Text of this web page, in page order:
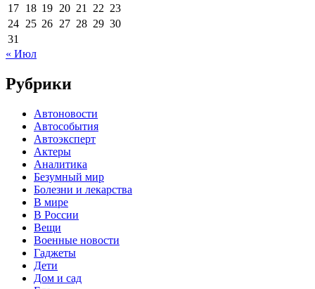
17 18 19 20 21 22 23
24 25 26 27 28 29 30
31
« Июл
Рубрики
Автоновости
Автособытия
Автоэксперт
Актеры
Аналитика
Безумный мир
Болезни и лекарства
В мире
В России
Вещи
Военные новости
Гаджеты
Дети
Дом и сад